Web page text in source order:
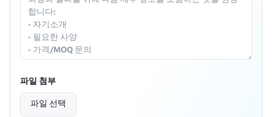
파일 첨부
파일 선택